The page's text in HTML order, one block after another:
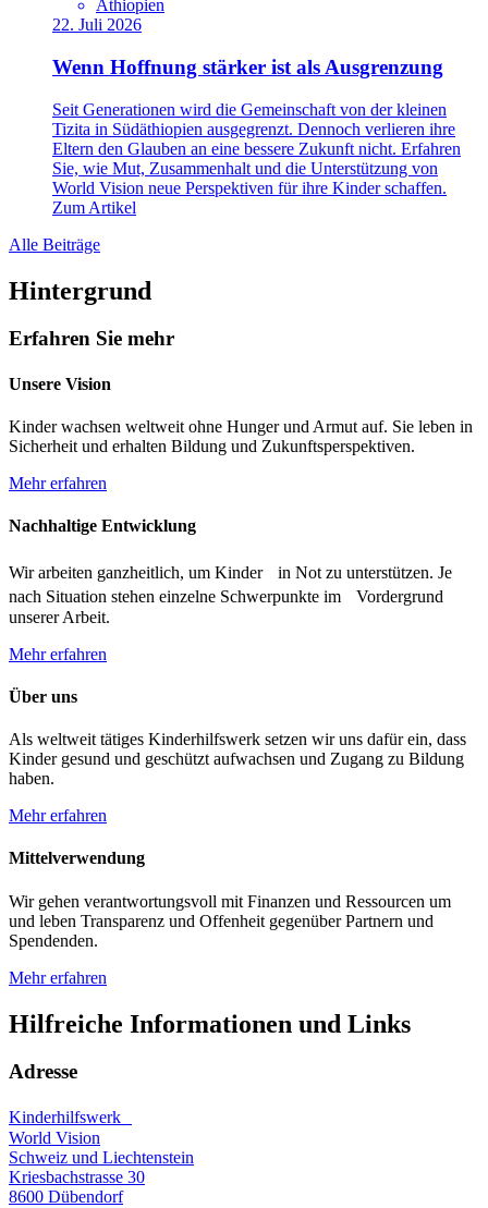
Äthiopien
22. Juli 2026
Wenn Hoffnung stärker ist als Ausgrenzung
Seit Generationen wird die Gemeinschaft von der kleinen
Tizita in Südäthiopien ausgegrenzt. Dennoch verlieren ihre
Eltern den Glauben an eine bessere Zukunft nicht. Erfahren
Sie, wie Mut, Zusammenhalt und die Unterstützung von
World Vision neue Perspektiven für ihre Kinder schaffen.
Zum Artikel
Alle Beiträge
Hintergrund
Erfahren Sie mehr
Unsere Vision
Kinder wachsen weltweit ohne Hunger und Armut auf. Sie leben in
Sicherheit und erhalten Bildung und Zukunftsperspektiven.
Mehr erfahren
Nachhaltige Entwicklung
Wir arbeiten ganzheitlich, um Kinder in Not zu unterstützen. Je
nach Situation stehen einzelne Schwerpunkte im Vordergrund
unserer Arbeit.
Mehr erfahren
Über uns
Als weltweit tätiges Kinderhilfswerk setzen wir uns dafür ein, dass
Kinder gesund und geschützt aufwachsen und Zugang zu Bildung
haben.
Mehr erfahren
Mittelverwendung
Wir gehen verantwortungsvoll mit Finanzen und Ressourcen um
und leben Transparenz und Offenheit gegenüber Partnern und
Spendenden.
Mehr erfahren
Hilfreiche Informationen und Links
Adresse
Kinderhilfswerk
World Vision
Schweiz und Liechtenstein
Kriesbachstrasse 30
8600 Dübendorf